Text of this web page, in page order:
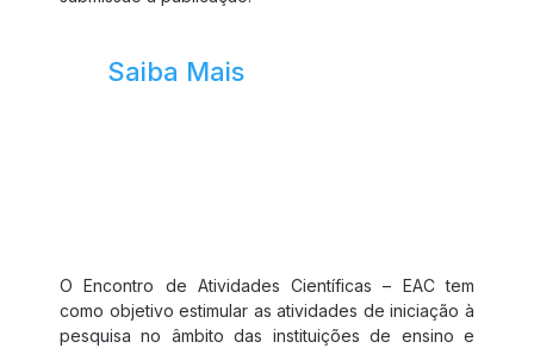
Saiba Mais
O Encontro de Atividades Científicas – EAC tem
como objetivo estimular as atividades de iniciação à
pesquisa no âmbito das instituições de ensino e